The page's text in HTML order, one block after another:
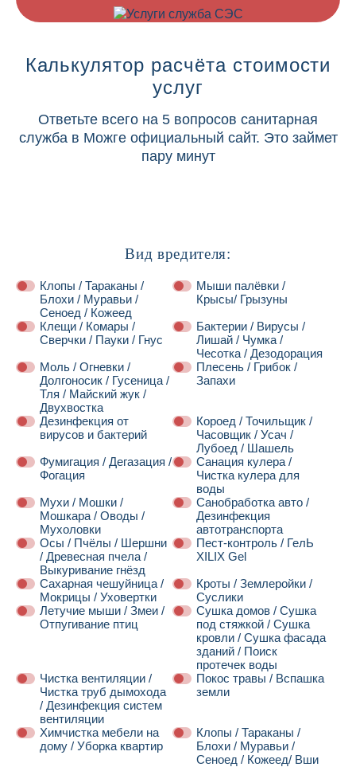
Калькулятор расчёта стоимости
услуг
Ответьте всего на 5 вопросов санитарная
служба в Можге официальный сайт. Это займет
пару минут
Вид вредителя:
Клопы / Тараканы /
Блохи / Муравьи /
Сеноед / Кожеед
Мыши палёвки /
Крысы/ Грызуны
Клещи / Комары /
Сверчки / Пауки / Гнус
Бактерии / Вирусы /
Лишай / Чумка /
Чесотка / Дезодорация
Моль / Огневки /
Долгоносик / Гусеница /
Тля / Майский жук /
Двухвостка
Плесень / Грибок /
Запахи
Дезинфекция от
вирусов и бактерий
Короед / Точильщик /
Часовщик / Усач /
Лубоед / Шашель
Фумигация / Дегазация /
Фогация
Санация кулера /
Чистка кулера для
воды
Мухи / Мошки /
Мошкара / Оводы /
Мухоловки
Санобработка авто /
Дезинфекция
автотранспорта
Осы / Пчёлы / Шершни
/ Древесная пчела /
Выкуривание гнёзд
Пест-контроль / ГелЬ
XILIX Gel
Сахарная чешуйница /
Мокрицы / Уховертки
Кроты / Землеройки /
Суслики
Летучие мыши / Змеи /
Отпугивание птиц
Сушка домов / Сушка
под стяжкой / Сушка
кровли / Сушка фасада
зданий / Поиск
протечек воды
Чистка вентиляции /
Чистка труб дымохода
/ Дезинфекция систем
вентиляции
Покос травы / Вспашка
земли
Химчистка мебели на
дому / Уборка квартир
Клопы / Тараканы /
Блохи / Муравьи /
Сеноед / Кожеед/ Вши